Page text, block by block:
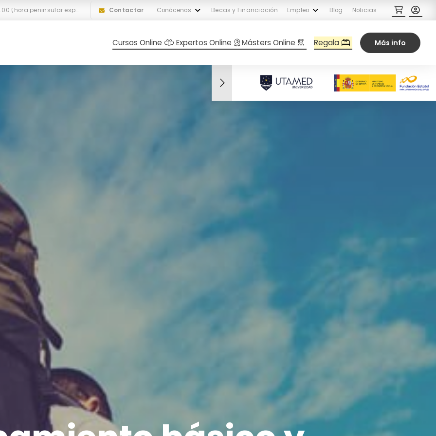
L-V: 10:00 a 18:00 (hora peninsular española) Contactar Conócenos Becas y Financiación Empleo Blog Noticias
Cursos Online Expertos Online Másters Online Regala Más info